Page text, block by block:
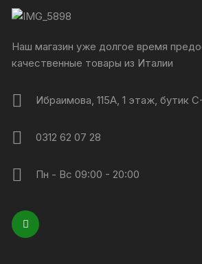
Наш магазин уже долгое время
качественные товары из Италии
Ибраимова, 115А, 1 этаж, бутик
0312 62 07 28
Пн - Вс 09:00 - 20:00